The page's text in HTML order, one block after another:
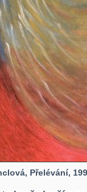
Přelévání,